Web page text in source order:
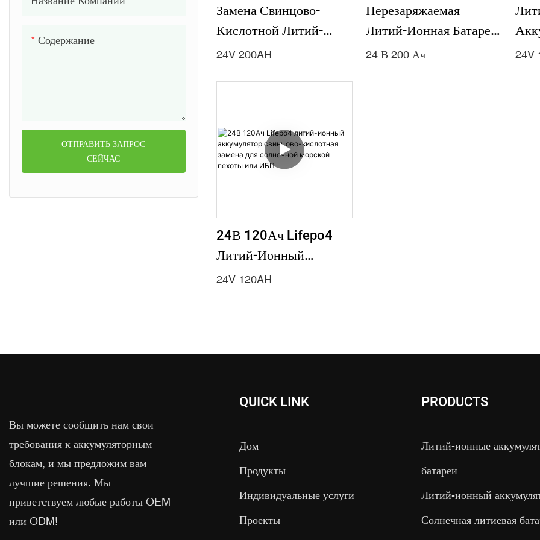
Содержание
ОТПРАВИТЬ ЗАПРОС
СЕЙЧАС
Замена Свинцово-
Кислотной Литий-
Ионной Батареи
Машины, Солнечной
Морской Пехоты Или
UPS
24V 200AH
Перезаряжаемая
Литий-Ионная Батарея
Глубокого Цикла 24 В
24 В 200 Ач 24V
24В 120Ач Lifepo4
Литий-Ионный
Аккумулятор
ИБП
24V 120AH
Вы можете сообщить нам свои
требования к аккумуляторным
блокам, и мы предложим вам
лучшие решения. Мы
приветствуем любые работы OEM
или ODM!
QUICK LINK
Дом
Продукты
Индивидуальные услуги
Проекты
PRODUCTS
Литий-ионные
батареи
Литий-ионный
Солнечная литиевая